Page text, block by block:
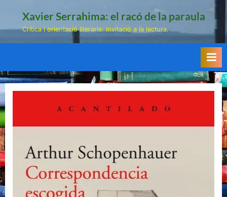
Xavier Serrahima: el racó de la paraula
Crítica i orientació literària: invitació a la lectura.